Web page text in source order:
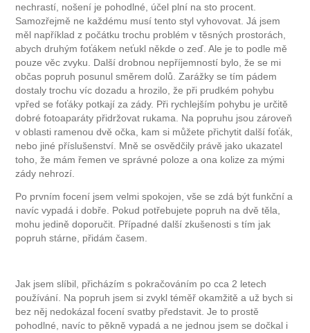
nechrastí, nošení je pohodlné, účel plní na sto procent.
Samozřejmě ne každému musí tento styl vyhovovat. Já jsem
měl například z počátku trochu problém v těsných prostorách,
abych druhým foťákem neťukl někde o zeď. Ale je to podle mě
pouze věc zvyku. Další drobnou nepříjemností bylo, že se mi
občas popruh posunul směrem dolů. Zarážky se tím pádem
dostaly trochu víc dozadu a hrozilo, že při prudkém pohybu
vpřed se foťáky potkají za zády. Při rychlejším pohybu je určitě
dobré fotoaparáty přidržovat rukama. Na popruhu jsou zároveň
v oblasti ramenou dvě očka, kam si můžete přichytit další foťák,
nebo jiné příslušenství. Mně se osvědčily právě jako ukazatel
toho, že mám řemen ve správné poloze a ona kolize za mými
zády nehrozí.
Po prvním focení jsem velmi spokojen, vše se zdá být funkční a
navíc vypadá i dobře. Pokud potřebujete popruh na dvě těla,
mohu jedině doporučit. Případné další zkušenosti s tím jak
popruh stárne, přidám časem.
Jak jsem slíbil, přicházím s pokračováním po cca 2 letech
používání. Na popruh jsem si zvykl téměř okamžitě a už bych si
bez něj nedokázal focení svatby představit. Je to prostě
pohodlné, navíc to pěkně vypadá a ne jednou jsem se dočkal i